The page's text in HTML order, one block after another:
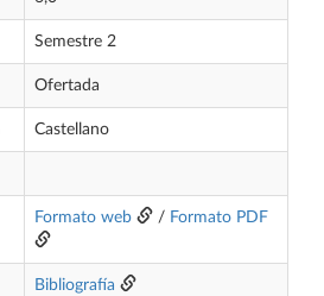
Semestre 2
Ofertada
Castellano
Formato web / Formato PDF
Bibliografía